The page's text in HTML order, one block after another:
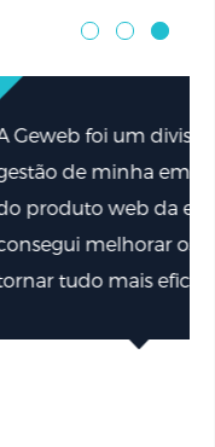
de águas na
Através
e